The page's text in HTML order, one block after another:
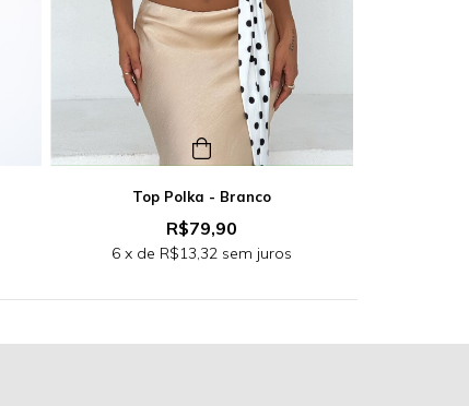
Top Polka - Branco
R$79,90
6 x de R$13,32 sem juros